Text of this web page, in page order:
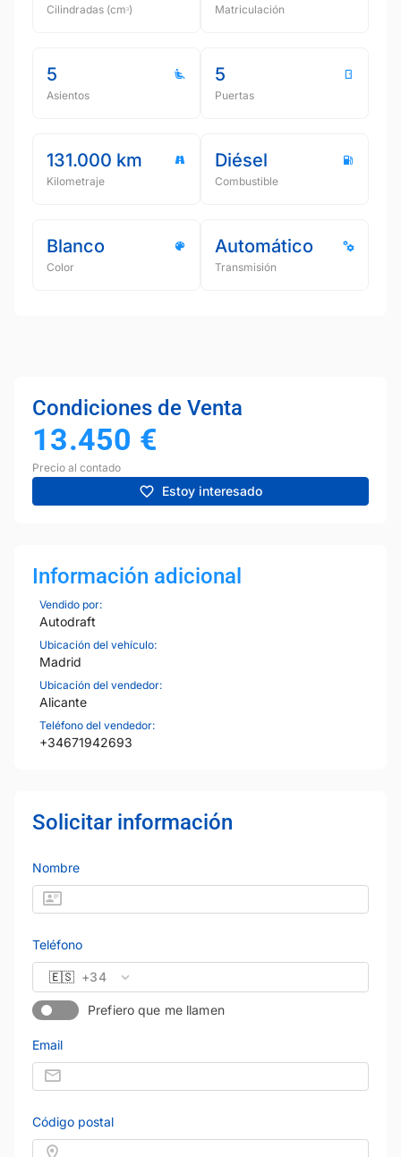
Cilindradas (cmᵌ) Matriculación
5
Asientos
5
Puertas
131.000 km
Kilometraje
Diésel
Combustible
Blanco
Color
Automático
Transmisión
Condiciones de Venta
13.450 €
Precio al contado
Estoy interesado
Información adicional
Vendido por:
Autodraft
Ubicación del vehículo:
Madrid
Ubicación del vendedor:
Alicante
Teléfono del vendedor:
+34671942693
Solicitar información
Nombre
Teléfono
🇪🇸 +34
Prefiero que me llamen
Email
Código postal